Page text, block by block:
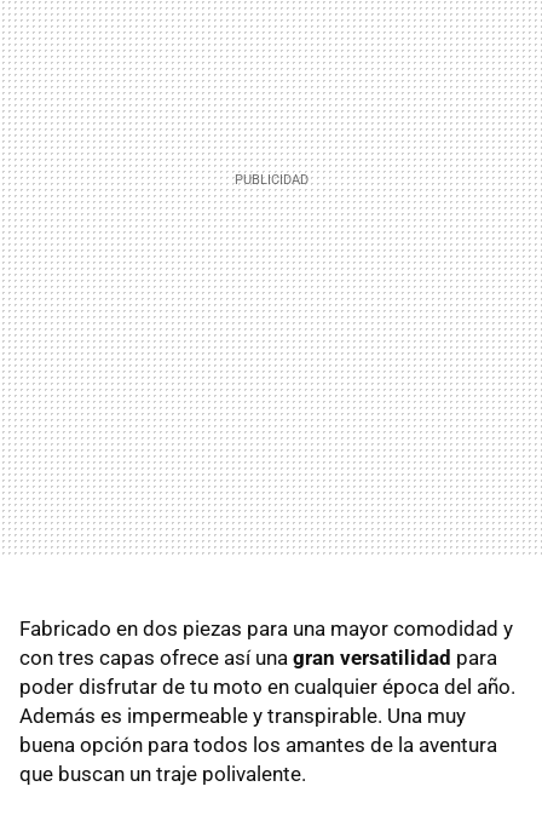
Fabricado en dos piezas para una mayor comodidad y
con tres capas ofrece así una gran versatilidad para
poder disfrutar de tu moto en cualquier época del año.
Además es impermeable y transpirable. Una muy
buena opción para todos los amantes de la aventura
que buscan un traje polivalente.